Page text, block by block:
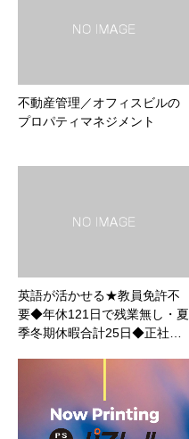
不動産管理／オフィスビルの
プロパティマネジメント
英語が活かせる★教員免許不
要◆年休121日で残業無し・夏
季冬期休暇合計25日◆正社…